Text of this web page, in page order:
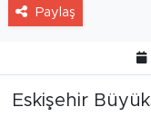
Paylaş
Eskişehir